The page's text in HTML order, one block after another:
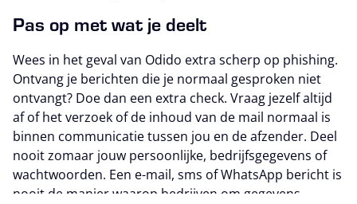
Pas op met wat je deelt
Wees in het geval van Odido extra scherp op phishing.
Ontvang je berichten die je normaal gesproken niet
ontvangt? Doe dan een extra check. Vraag jezelf altijd
af of het verzoek of de inhoud van de mail normaal is
binnen communicatie tussen jou en de afzender. Deel
nooit zomaar jouw persoonlijke, bedrijfsgegevens of
wachtwoorden. Een e-mail, sms of WhatsApp bericht is
nooit de manier waarop bedrijven om gegevens